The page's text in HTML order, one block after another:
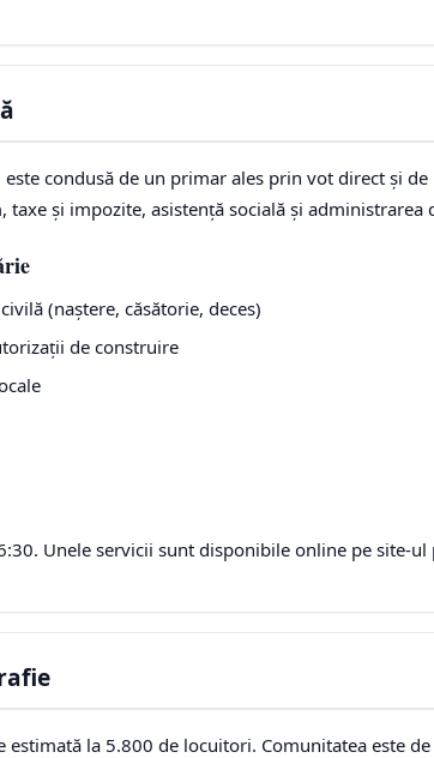
condusă de un primar ales prin vot direct și
taxe și impozite, asistență socială și
(naștere, căsătorie, deces)
de construire
Unele servicii sunt disponibile online pe site-
estimată la 5.800 de locuitori. Comunitatea este